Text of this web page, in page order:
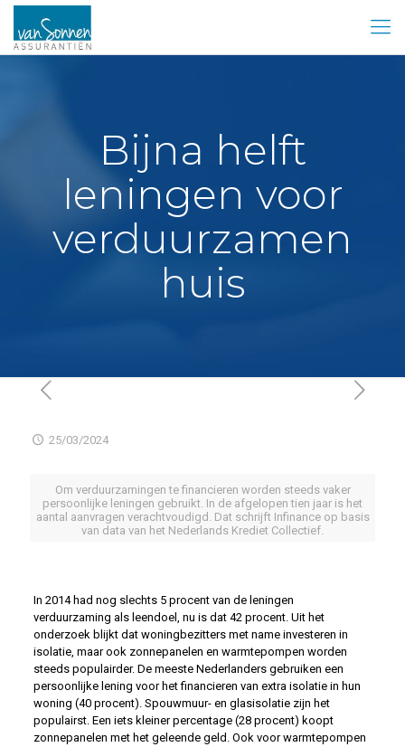
Bijna helft
leningen voor
verduurzamen
huis
25/03/2024
Om verduurzamingen te financieren worden steeds vaker
persoonlijke leningen gebruikt. In de afgelopen tien jaar is het
aantal aanvragen verachtvoudigd. Dat schrijft Infinance op basis
van data van het Nederlands Krediet Collectief.
In 2014 had nog slechts 5 procent van de leningen
verduurzaming als leendoel, nu is dat 42 procent. Uit het
onderzoek blijkt dat woningbezitters met name investeren in
isolatie, maar ook zonnepanelen en warmtepompen worden
steeds populairder. De meeste Nederlanders gebruiken een
persoonlijke lening voor het financieren van extra isolatie in hun
woning (40 procent). Spouwmuur- en glasisolatie zijn het
populairst. Een iets kleiner percentage (28 procent) koopt
zonnepanelen met het geleende geld. Ook voor warmtepompen